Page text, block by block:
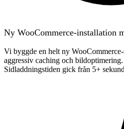
Ny WooCommerce-installation
Vi byggde en helt ny
aggressiv caching och
Sidladdningstiden gick från 5+